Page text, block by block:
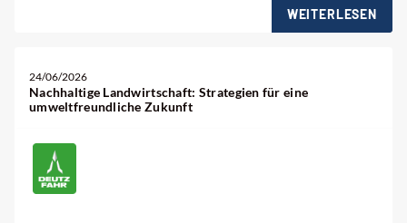
WEITERLESEN
24/06/2026
Nachhaltige Landwirtschaft: Strategien für eine
umweltfreundliche Zukunft